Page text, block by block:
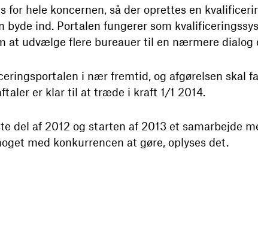
for hele koncernen, så der oprettes en
byde ind. Portalen fungerer som
at udvælge flere bureauer til en nærmere dialog
i nær fremtid, og afgørelsen skal
er klar til at træde i kraft 1/1 2014.
del af 2012 og starten af 2013 et samarbejde
med konkurrencen at gøre, oplyses det.